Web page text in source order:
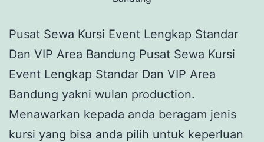
Pusat Sewa Kursi Event Lengkap Standar
Dan VIP Area Bandung Pusat Sewa Kursi
Event Lengkap Standar Dan VIP Area
Bandung yakni wulan production.
Menawarkan kepada anda beragam jenis
kursi yang bisa anda pilih untuk keperluan